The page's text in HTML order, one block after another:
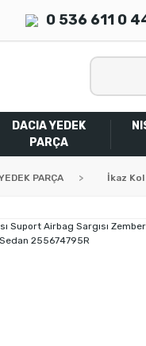
0 536 611 0
DACIA YEDEK
PARÇA
PARÇA İkaz